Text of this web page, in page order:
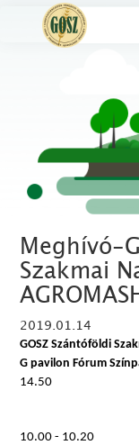
Meghívó-
Szakmai
2019.01.14
GOSZ Szántóföldi
G pavilon Fórum
14.50
10.00 - 10.20